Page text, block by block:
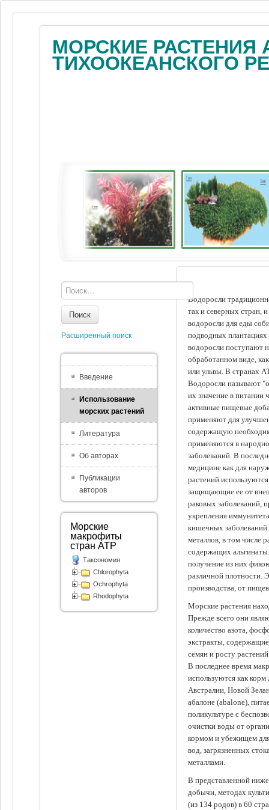
МОРСКИЕ РАСТЕНИЯ
ТИХООКЕАНСКОГО
Водоросли
так и северных стран,
водоросли для еды
подводных
водоросли поступают
обработанном виде,
или ульвы. В странах
Водоросли называют
их значение в питании
активные пищевые
применяют для
содержащую
применяются в
заболеваний. В
медицине как для
растений
защищающие ее от
раковых заболеваний,
укрепления
кишечных
металлов, в том числе
содержащих
получение из них
различной плотности.
производства, от
Морские растения
Прежде всего они
количество азота,
экстракты,
семян и росту
В последнее время
используются как
Австралии, Новой
абалоне (abalone),
поликультуре с
очистки воды от
кормом и убежищем
вод, загрязненных
металлами.
В представленной
добычи, методах
(из 134 родов) в 60
Поиск
Расширенный поиск
Введение
Использование
морских растений
Литература
Об авторах
Публикации
авторов
Морские
макрофиты
стран АТР
Таксономия
Chlorophyta
Ochrophyta
Rhodophyta